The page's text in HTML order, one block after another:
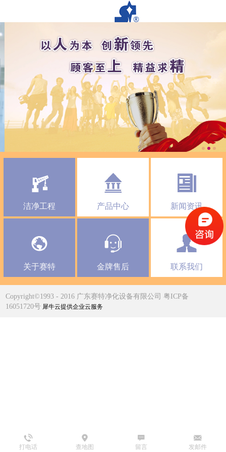
洁净工程 产品中心 新闻资讯
关于赛特 金牌售后 联系我们
Copyright©1993 - 2016 广东赛特净化设备有限公司 粤ICP备
16051720号 犀牛云提供企业云服务
打电话 查地图 发邮件
留言